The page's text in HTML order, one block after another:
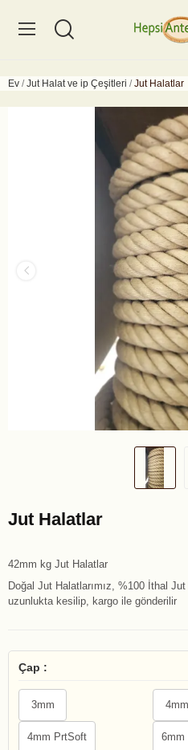
Ev Jut Halat ve ip Çeşitleri Jut Halatlar
Jut Halatlar
42mm kg Jut Halatlar
Doğal Jut Halatlarımız, %100 İthal
uzunlukta kesilip, kargo ile gönderilir
Çap :
3mm 4mm
4mm PrtSoft 6mm